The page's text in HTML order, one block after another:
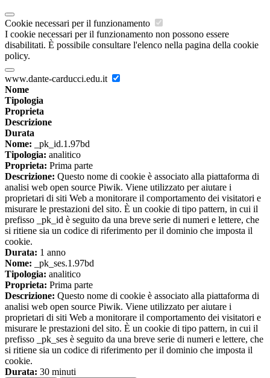
Cookie necessari per il funzionamento
I cookie necessari per il funzionamento non possono essere
disabilitati. È possibile consultare l'elenco nella pagina della cookie
policy.
www.dante-carducci.edu.it
Nome
Tipologia
Proprieta
Descrizione
Durata
Nome: _pk_id.1.97bd
Tipologia: analitico
Proprieta: Prima parte
Descrizione: Questo nome di cookie è associato alla piattaforma di
analisi web open source Piwik. Viene utilizzato per aiutare i
proprietari di siti Web a monitorare il comportamento dei visitatori e
misurare le prestazioni del sito. È un cookie di tipo pattern, in cui il
prefisso _pk_id è seguito da una breve serie di numeri e lettere, che
si ritiene sia un codice di riferimento per il dominio che imposta il
cookie.
Durata: 1 anno
Nome: _pk_ses.1.97bd
Tipologia: analitico
Proprieta: Prima parte
Descrizione: Questo nome di cookie è associato alla piattaforma di
analisi web open source Piwik. Viene utilizzato per aiutare i
proprietari di siti Web a monitorare il comportamento dei visitatori e
misurare le prestazioni del sito. È un cookie di tipo pattern, in cui il
prefisso _pk_ses è seguito da una breve serie di numeri e lettere, che
si ritiene sia un codice di riferimento per il dominio che imposta il
cookie.
Durata: 30 minuti